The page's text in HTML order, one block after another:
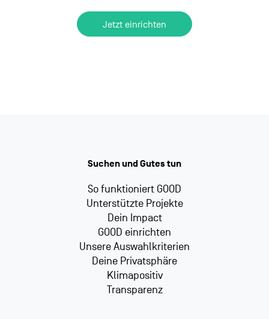
Jetzt einrichten
Suchen und Gutes tun
So funktioniert GOOD
Unterstützte Projekte
Dein Impact
GOOD einrichten
Unsere Auswahlkriterien
Deine Privatsphäre
Klimapositiv
Transparenz